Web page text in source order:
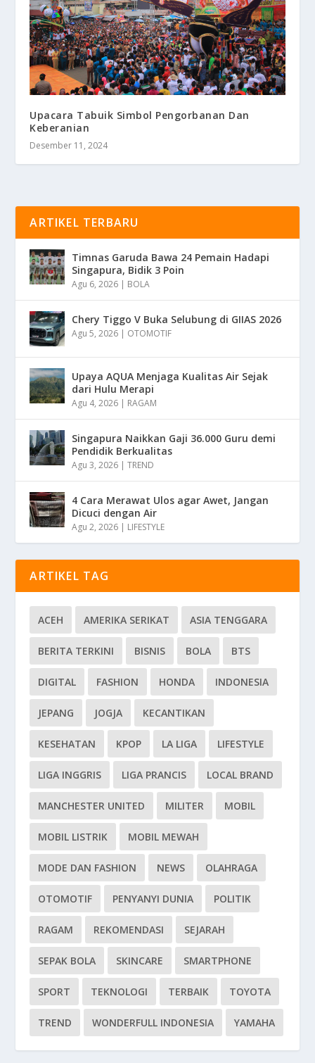
Upacara Tabuik Simbol Pengorbanan Dan
Keberanian
Desember 11, 2024
ARTIKEL TERBARU
Timnas Garuda Bawa 24 Pemain Hadapi
Singapura, Bidik 3 Poin
Agu 6, 2026 | BOLA
Chery Tiggo V Buka Selubung di GIIAS 2026
Agu 5, 2026 | OTOMOTIF
Upaya AQUA Menjaga Kualitas Air Sejak
dari Hulu Merapi
Agu 4, 2026 | RAGAM
Singapura Naikkan Gaji 36.000 Guru demi
Pendidik Berkualitas
Agu 3, 2026 |TREND
4 Cara Merawat Ulos agar Awet, Jangan
Dicuci dengan Air
Agu 2, 2026 | LIFESTYLE
ARTIKEL TAG
ACEH AMERIKA SERIKAT ASIA TENGGARA
BERITA TERKINI BISNIS BOLA BTS
DIGITAL FASHION HONDA INDONESIA
JEPANG JOGJA KECANTIKAN
KESEHATAN KPOP LA LIGA LIFESTYLE
LIGA INGGRIS LIGA PRANCIS LOCAL BRAND
MANCHESTER UNITED MILITER MOBIL
MOBIL LISTRIK MOBIL MEWAH
MODE DAN FASHION NEWS OLAHRAGA
OTOMOTIF PENYANYI DUNIA POLITIK
RAGAM REKOMENDASI SEJARAH
SEPAK BOLA SKINCARE SMARTPHONE
SPORT TEKNOLOGI TERBAIK TOYOTA
TREND WONDERFULL INDONESIA YAMAHA